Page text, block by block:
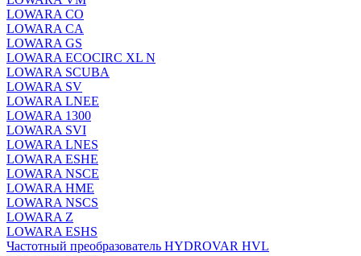
LOWARA CO
LOWARA CA
LOWARA GS
LOWARA ECOCIRC XL N
LOWARA SCUBA
LOWARA SV
LOWARA LNEE
LOWARA 1300
LOWARA SVI
LOWARA LNES
LOWARA ESHE
LOWARA NSCE
LOWARA HME
LOWARA NSCS
LOWARA Z
LOWARA ESHS
Частотный преобразователь HYDROVAR HVL